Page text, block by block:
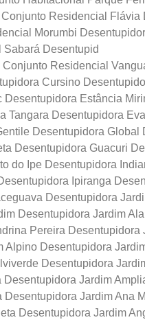
Residencial Flávia
Morumbi
Desentupid
Residencial
Cursino
Estância
Tangara Desentupidora
Desentupidora Global
Desentupidora Guacuri
do Ipe Desentupidora
Ipiranga
Desentupidora
Desentupidora Jardim
Pereira Desentupidora
Desentupidora
Desentupidora
Jardim
Jardim Ana
Desentupidora Jardim